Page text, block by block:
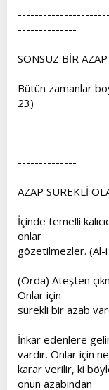
--------------
SONSUZ BİR
Bütün zamanlar
23)
--------------
AZAP SÜREKLİ
İçinde temelli
onlar
gözetilmezler. (Al-
(Orda) Ateşten
Onlar için
sürekli bir azab
İnkar edenlere
vardır. Onlar için
karar verilir, ki
onun azabından